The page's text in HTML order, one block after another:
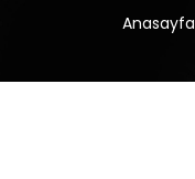
Anasayfa